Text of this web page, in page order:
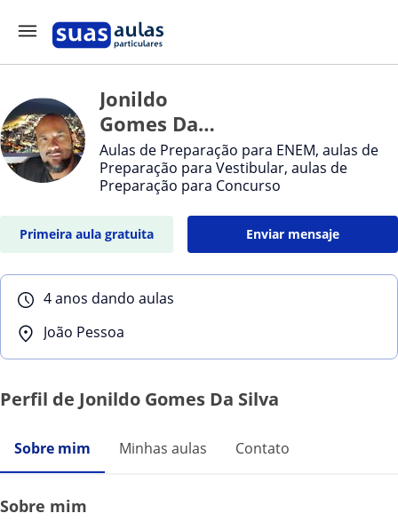
Jonildo
Gomes Da
Silva
Aulas de Preparação para ENEM, aulas de
Preparação para Vestibular, aulas de
Preparação para Concurso
Primeira aula gratuita Enviar mensaje
4 anos dando aulas
João Pessoa
Perfil de Jonildo Gomes Da Silva
Sobre mim Minhas aulas Contato
Sobre mim